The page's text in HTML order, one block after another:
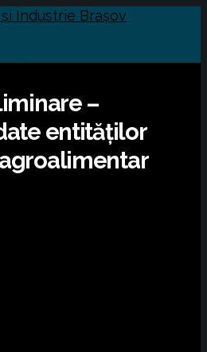
–
entităților